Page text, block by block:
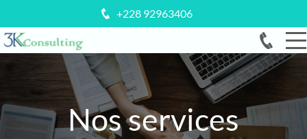
+228 92963406
Nos services